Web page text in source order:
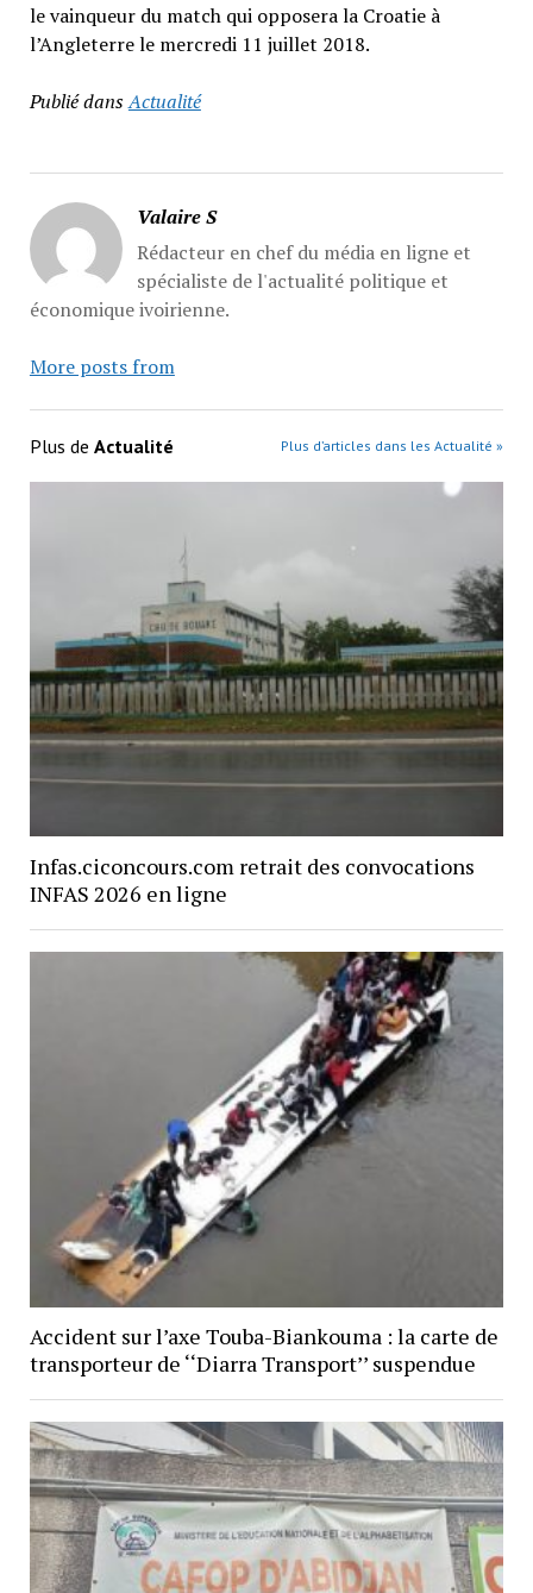
le vainqueur du match qui opposera la Croatie à
l’Angleterre le mercredi 11 juillet 2018.
Publié dansActualité
Valaire S
Rédacteur en chef du média en ligne et
spécialiste de l'actualité politique et
économique ivoirienne.
More posts from
Plus de Actualité Plus d’articles dans les Actualité »
Infas.ciconcours.com retrait des convocations
INFAS 2026 en ligne
Accident sur l’axe Touba-Biankouma : la carte de
transporteur de ‘‘Diarra Transport’’ suspendue